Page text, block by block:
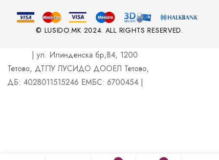
© LUSIDO.MK 2024. ALL RIGHTS RESERVED.
| ул. Илинденска бр,84, 1200
Тетово, ДТПУ ЛУСИДО ДООЕЛ Тетово,
ДБ: 4028011515246 ЕМБС: 6700454 |